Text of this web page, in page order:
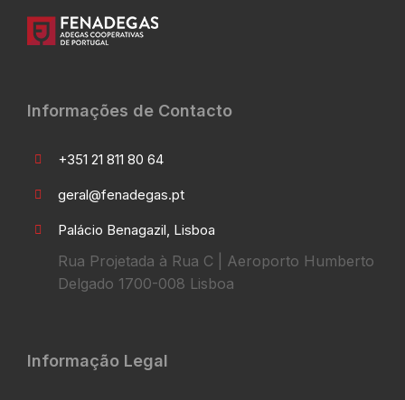
Informações de Contacto
+351 21 811 80 64
geral@fenadegas.pt
Palácio Benagazil, Lisboa
Rua Projetada à Rua C | Aeroporto Humberto
Delgado 1700-008 Lisboa
Informação Legal